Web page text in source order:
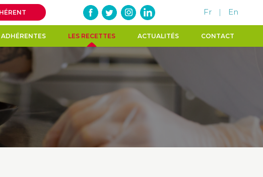
Fr | En
ADHÉRENTES LES RECETTES ACTUALITÉS CONTACT